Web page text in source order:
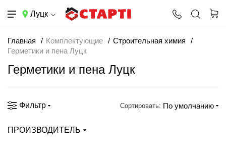
Луцк
Главная Комплектующие
Строительная химия
Герметики и пена Луцк
Герметики и пена Луцк
Фильтр Сортировать: По умолчанию
ПРОИЗВОДИТЕЛЬ